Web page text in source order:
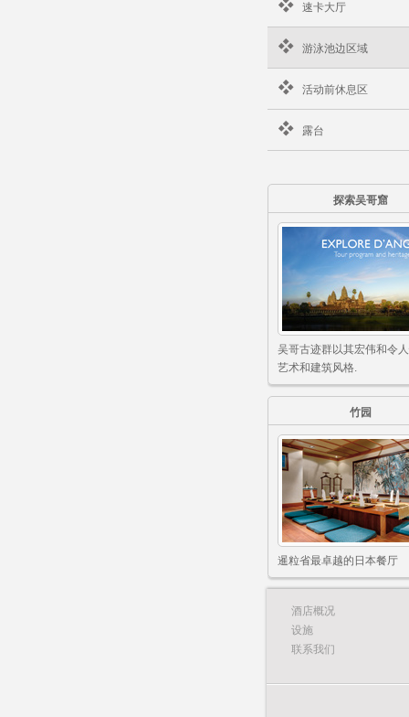
速卡大厅
游泳池边区域
活动前休息区
露台
探索吴哥窟
吴哥古迹群以其宏伟和令
艺术和建筑风格.
竹园
暹粒省最卓越的日本餐厅
酒店概况
设施
联系我们